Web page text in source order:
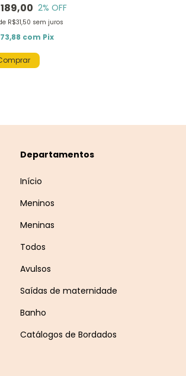
2% OFF
R$31,50 sem juros
com Pix
Departamentos
Início
Meninos
Meninas
Todos
Avulsos
Saídas de maternidade
Banho
Catálogos de Bordados